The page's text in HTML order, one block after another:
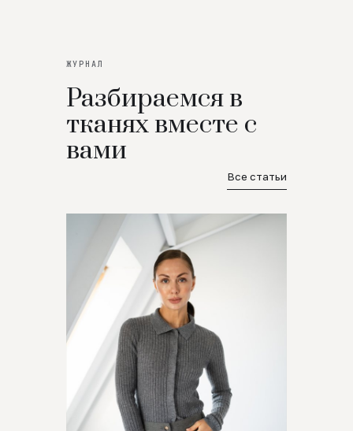
ЖУРНАЛ
Разбираемся в
тканях вместе с
вами
Все статьи